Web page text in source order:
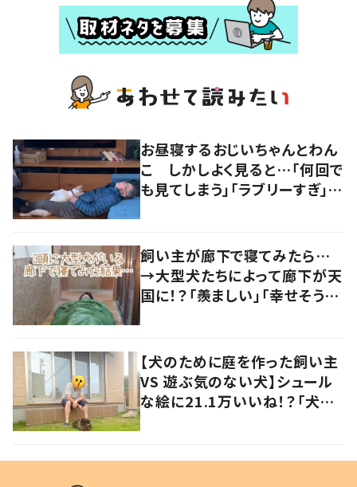
お昼寝するおじいちゃんとわん
こ しかしよく見ると…「何回で
も見てしまう」「ラブリーすぎ」の
飼い主が廊下で寝てみたら…
→大型犬たちによって廊下が天
国に！？「羨ましい」「幸せそう」
【犬のために庭を作った飼い主
VS 遊ぶ気のない犬】シュール
な絵に21.1万いいね！？「犬の